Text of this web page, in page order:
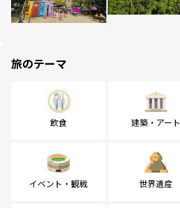
旅のテーマ
飲食 建築・アート
イベント・観戦 世界遺産